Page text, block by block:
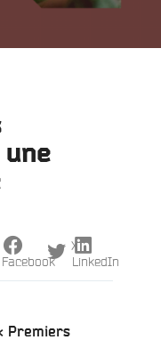
Premiers
Facebook
X
LinkedIn